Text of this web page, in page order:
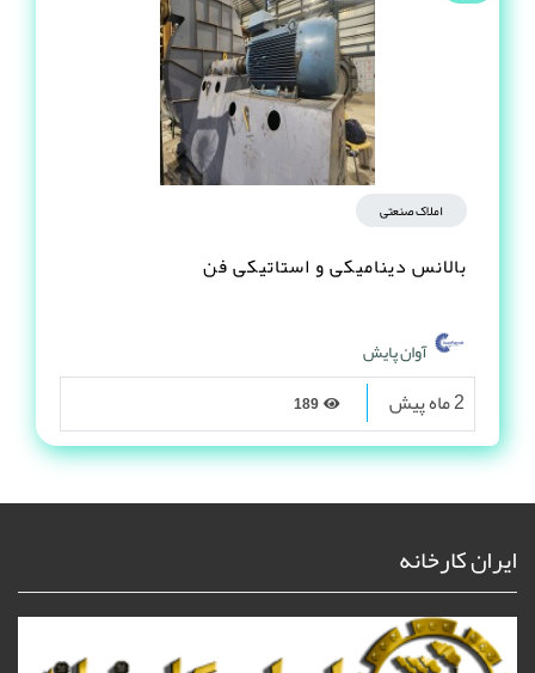
املاک صنعتی
بالانس دینامیکی و استاتیکی فن
آوان پایش
2 ماه پیش
ایران کارخانه